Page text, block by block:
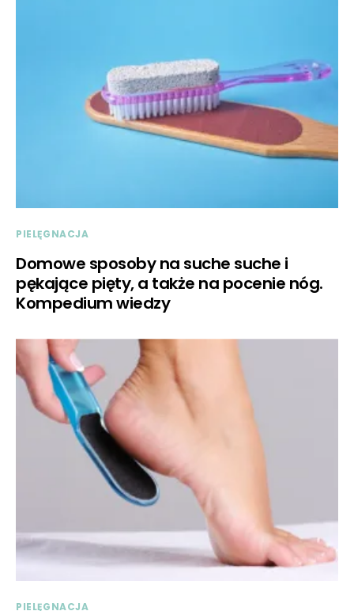
PIELĘGNACJA
Domowe sposoby na suche suche i
pękające pięty, a także na pocenie nóg.
Kompedium wiedzy
PIELĘGNACJA